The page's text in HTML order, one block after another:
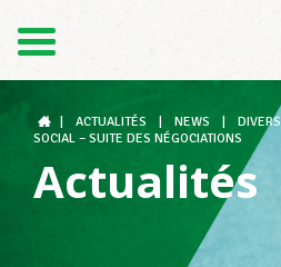
DE
Le LCGB
ACTUALITÉS NEWS DIVERS
SOCIAL – SUITE DES NÉGOCIATIONS
Actualités